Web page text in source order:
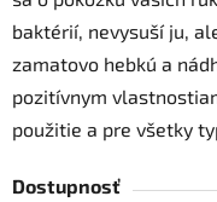
baktérií, nevysuší ju,
zamatovo hebkú a
pozitívnym
použitie a pre všetky
Dostupnosť